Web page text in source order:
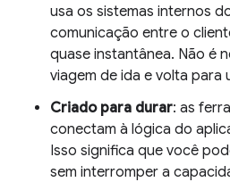
usa os sistemas internos
comunicação entre o
quase instantânea. Não é
viagem de ida e volta para
Criado para durar: as
conectam à lógica do
Isso significa que você
sem interromper a